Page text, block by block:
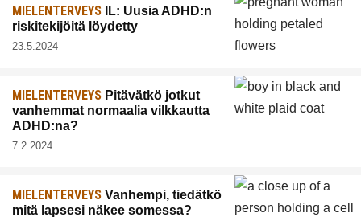
MIELENTERVEYS IL: Uusia ADHD:n
riskitekijöitä löydetty
23.5.2024
MIELENTERVEYS Pitävätkö jotkut
vanhemmat normaalia vilkkautta
ADHD:na?
7.2.2024
MIELENTERVEYS Vanhempi, tiedätkö
mitä lapsesi näkee somessa?